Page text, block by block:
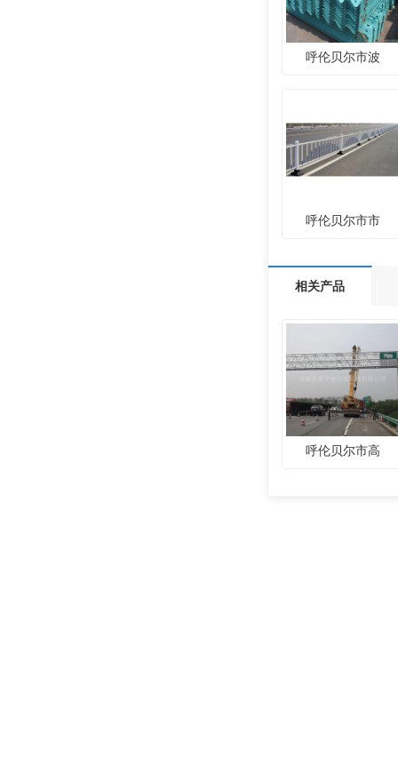
呼伦贝尔市波
呼伦贝尔市市
相关产品
呼伦贝尔市高